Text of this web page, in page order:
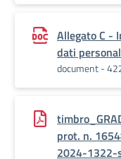
Allegato C -
dati
document -
prot. n.
2024-1322-